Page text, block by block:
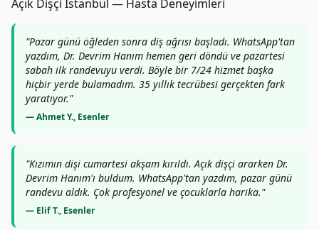
Açık Dişçi Istanbul — Hasta Deneyimleri
"Pazar günü öğleden sonra diş ağrısı başladı. WhatsApp'tan
yazdım, Dr. Devrim Hanım hemen geri döndü ve pazartesi
sabah ilk randevuyu verdi. Böyle bir 7/24 hizmet başka
hiçbir yerde bulamadım. 35 yıllık tecrübesi gerçekten fark
yaratıyor."
— Ahmet Y., Esenler
"Kızımın dişi cumartesi akşam kırıldı. Açık dişçi ararken Dr.
Devrim Hanım'ı buldum. WhatsApp'tan yazdım, pazar günü
randevu aldık. Çok profesyonel ve çocuklarla harika."
— Elif T., Esenler